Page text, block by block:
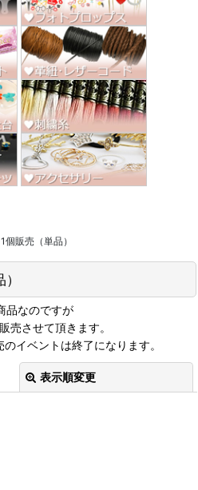
個販売（単品）
品なのですが
売させて頂きます。
イベントは終了になります。
表示順変更